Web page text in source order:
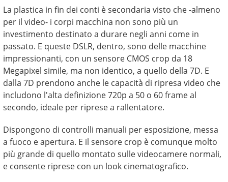
La plastica in fin dei conti è secondaria visto che -almeno
per il video- i corpi macchina non sono più un
investimento destinato a durare negli anni come in
passato. E queste DSLR, dentro, sono delle macchine
impressionanti, con un sensore CMOS crop da 18
Megapixel simile, ma non identico, a quello della 7D. E
dalla 7D prendono anche le capacità di ripresa video che
includono l'alta definizione 720p a 50 o 60 frame al
secondo, ideale per riprese a rallentatore.
Dispongono di controlli manuali per esposizione, messa
a fuoco e apertura. E il sensore crop è comunque molto
più grande di quello montato sulle videocamere normali,
e consente riprese con un look cinematografico.